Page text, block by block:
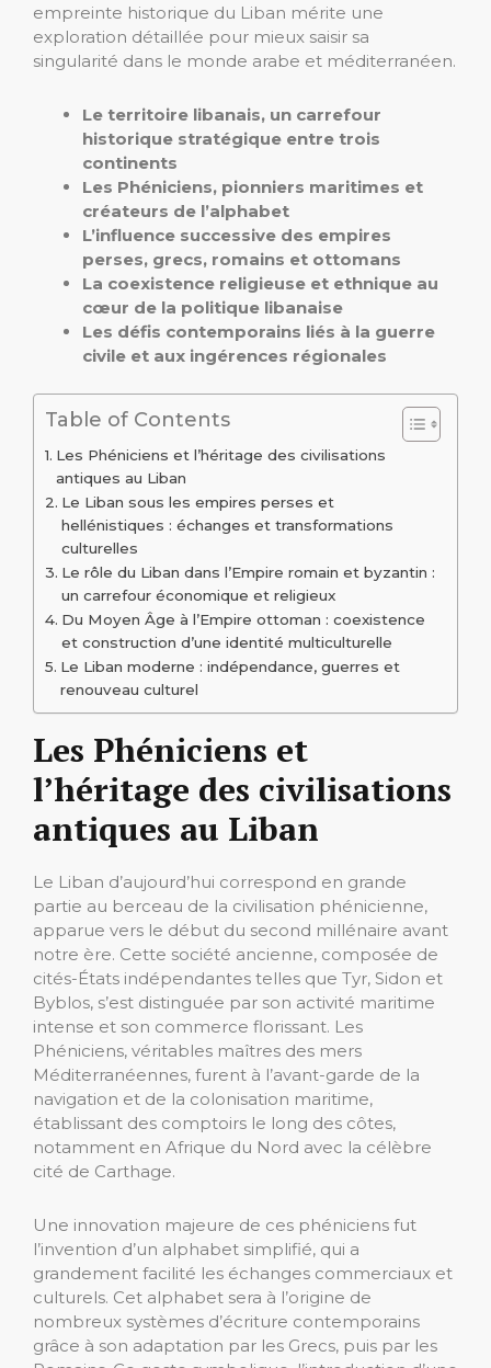
empreinte historique du Liban mérite une
exploration détaillée pour mieux saisir sa
singularité dans le monde arabe et méditerranéen.
Le territoire libanais, un carrefour
historique stratégique entre trois
continents
Les Phéniciens, pionniers maritimes et
créateurs de l’alphabet
L’influence successive des empires
perses, grecs, romains et ottomans
La coexistence religieuse et ethnique au
cœur de la politique libanaise
Les défis contemporains liés à la guerre
civile et aux ingérences régionales
Table of Contents
Les Phéniciens et l’héritage des civilisations
antiques au Liban
Le Liban sous les empires perses et
hellénistiques : échanges et transformations
culturelles
Le rôle du Liban dans l’Empire romain et byzantin :
un carrefour économique et religieux
Du Moyen Âge à l’Empire ottoman : coexistence
et construction d’une identité multiculturelle
Le Liban moderne : indépendance, guerres et
renouveau culturel
Les Phéniciens et
l’héritage des civilisations
antiques au Liban
Le Liban d’aujourd’hui correspond en grande
partie au berceau de la civilisation phénicienne,
apparue vers le début du second millénaire avant
notre ère. Cette société ancienne, composée de
cités-États indépendantes telles que Tyr, Sidon et
Byblos, s’est distinguée par son activité maritime
intense et son commerce florissant. Les
Phéniciens, véritables maîtres des mers
Méditerranéennes, furent à l’avant-garde de la
navigation et de la colonisation maritime,
établissant des comptoirs le long des côtes,
notamment en Afrique du Nord avec la célèbre
cité de Carthage.
Une innovation majeure de ces phéniciens fut
l’invention d’un alphabet simplifié, qui a
grandement facilité les échanges commerciaux et
culturels. Cet alphabet sera à l’origine de
nombreux systèmes d’écriture contemporains
grâce à son adaptation par les Grecs, puis par les